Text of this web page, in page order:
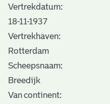
Vertrekdatum:
18-11-1937
Vertrekhaven:
Rotterdam
Scheepsnaam:
Breedijk
Van continent: